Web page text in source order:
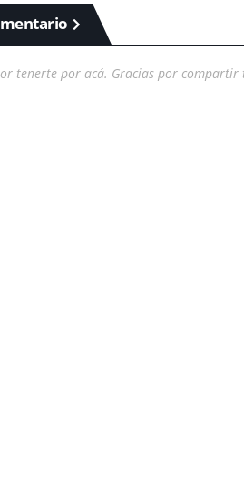
tenerte por acá. Gracias por